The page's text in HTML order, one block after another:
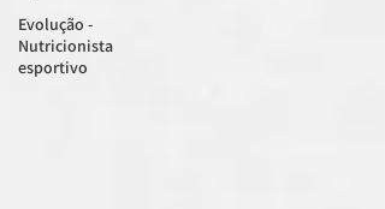
Evolução -
Nutricionista
esportivo